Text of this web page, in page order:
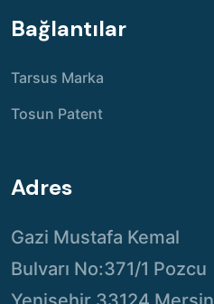
Bağlantılar
Tarsus Marka
Tosun Patent
Adres
Gazi Mustafa Kemal
Bulvarı No:371/1 Pozcu